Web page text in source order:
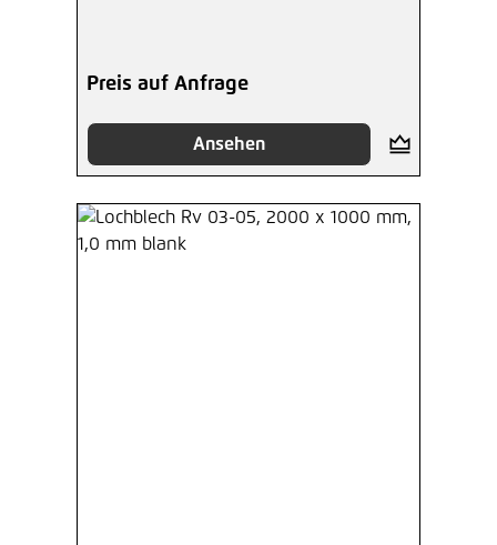
Preis auf Anfrage
Ansehen